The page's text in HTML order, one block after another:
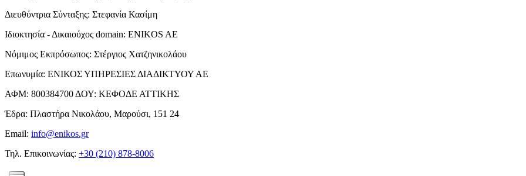
Διευθύντρια Σύνταξης: Στεφανία Κασίμη
Ιδιοκτησία - Δικαιούχος domain: ENIKOS AE
Νόμιμος Εκπρόσωπος: Στέργιος Χατζηνικολάου
Επωνυμία: ΕΝΙΚΟΣ ΥΠΗΡΕΣΙΕΣ ΔΙΑΔΙΚΤΥΟΥ ΑΕ
ΑΦΜ: 800384700 ΔΟΥ: ΚΕΦΟΔΕ ΑΤΤΙΚΗΣ
Έδρα: Πλαστήρα Νικολάου, Μαρούσι, 151 24
Email: info@enikos.gr
Τηλ. Επικοινωνίας: +30 (210) 878-8006